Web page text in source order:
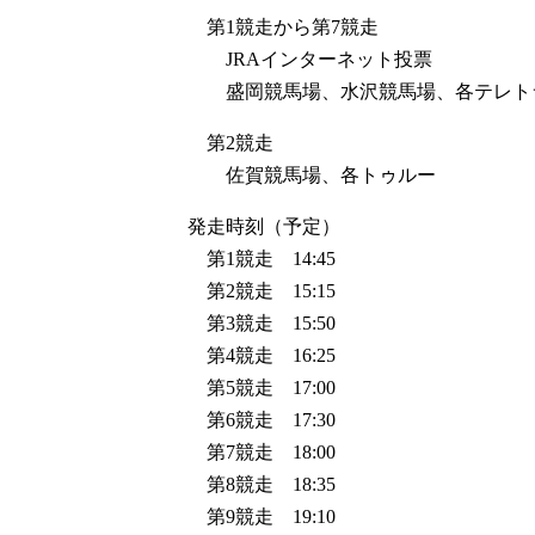
第1競走から第7競走
JRAインターネット投票
盛岡競馬場、水沢競馬場、各テレト
第2競走
佐賀競馬場、各トゥルー
発走時刻（予定）
第1競走 14:45
第2競走 15:15
第3競走 15:50
第4競走 16:25
第5競走 17:00
第6競走 17:30
第7競走 18:00
第8競走 18:35
第9競走 19:10